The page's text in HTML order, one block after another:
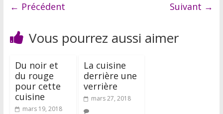
← Précédent Suivant →
Vous pourrez aussi aimer
Du noir et
du rouge
pour cette
cuisine
mars 19, 2018
La cuisine
derrière une
verrière
mars 27, 2018